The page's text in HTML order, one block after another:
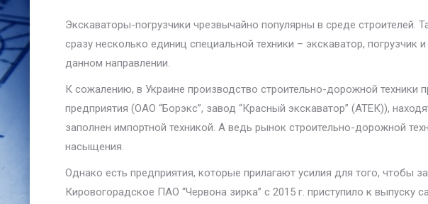
Экскаваторы-погрузчики чрезвычайно популярны в среде строителей.
сразу несколько единиц специальной техники – экскаватор, погрузчик
данном направлении.
К сожалению, в Украине производство строительно-дорожной техники
предприятия (ОАО “Борэкс”, завод “Красный экскаватор” (АТЕК)),
заполнен импортной техникой. А ведь рынок строительно-дорожной
насыщения.
Однако есть предприятия, которые прилагают усилия для того, чтобы
Кировогорадское ПАО “Червона зирка” с 2015 г. приступило к выпуску